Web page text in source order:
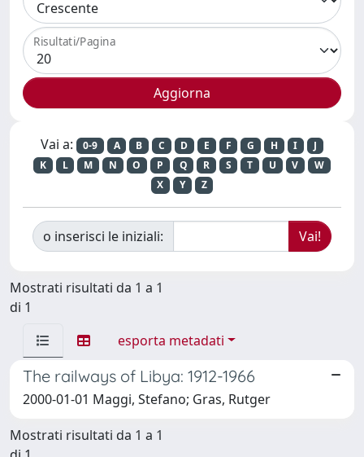
Risultati/Pagina
Vai a: 0-9 A B C D E F G H I
J
K
L M N O P Q R S T U V
W
X
Y Z
o inserisci le iniziali:
Mostrati risultati da 1 a 1
di 1
esporta metadati
The railways of Libya: 1912-1966
2000-01-01 Maggi, Stefano; Gras, Rutger
Mostrati risultati da 1 a 1